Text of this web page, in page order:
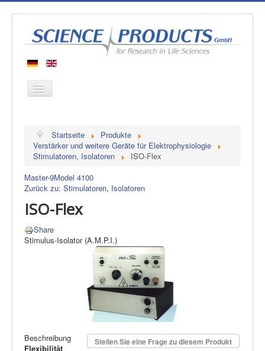
Produkte
Hersteller
Über uns
Startseite
Produkte
Verstärker und weitere Geräte für Elektrophysiologie
Stimulatoren, Isolatoren
ISO-Flex
Master-9Model 4100
Zurück zu: Stimulatoren, Isolatoren
ISO-Flex
Share
Stimulus-Isolator (A.M.P.I.)
Stellen Sie eine Frage zu diesem Produkt
Beschreibung
Flexibilität